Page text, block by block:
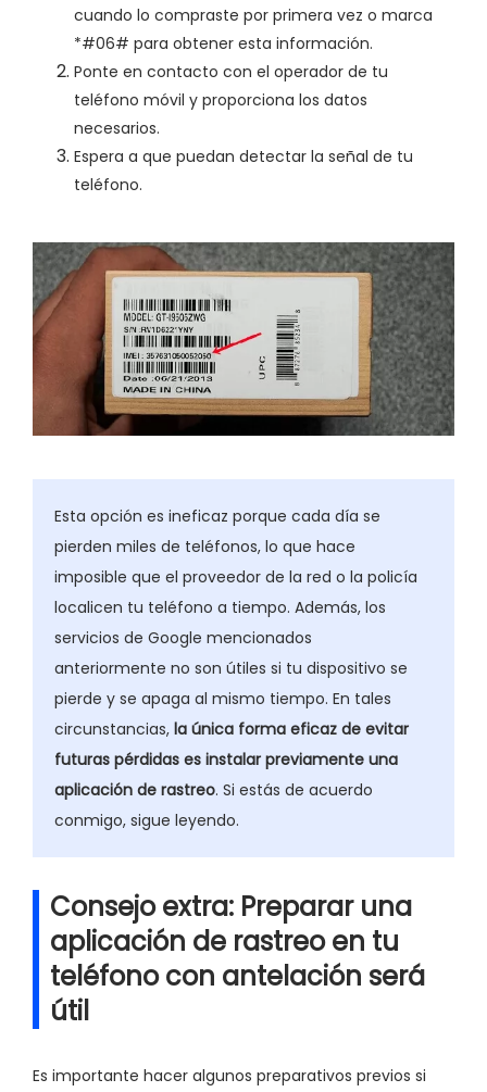
cuando lo compraste por primera vez o marca
*#06# para obtener esta información.
Ponte en contacto con el operador de tu
teléfono móvil y proporciona los datos
necesarios.
Espera a que puedan detectar la señal de tu
teléfono.
Esta opción es ineficaz porque cada día se
pierden miles de teléfonos, lo que hace
imposible que el proveedor de la red o la policía
localicen tu teléfono a tiempo. Además, los
servicios de Google mencionados
anteriormente no son útiles si tu dispositivo se
pierde y se apaga al mismo tiempo. En tales
circunstancias, la única forma eficaz de evitar
futuras pérdidas es instalar previamente una
aplicación de rastreo. Si estás de acuerdo
conmigo, sigue leyendo.
Consejo extra: Preparar una
aplicación de rastreo en tu
teléfono con antelación será
útil
Es importante hacer algunos preparativos previos si